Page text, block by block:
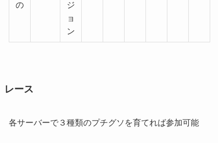
の
ジ
ョ
ン
レース
各サーバーで３種類のプチグソを育てれば参加可能